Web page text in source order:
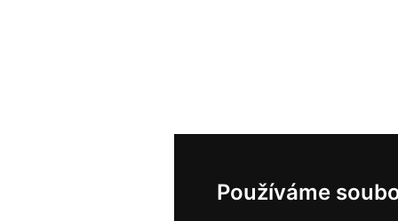
Používáme